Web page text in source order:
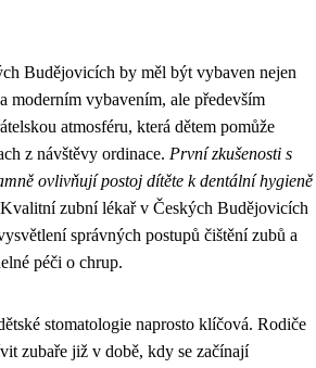
Budějovicích by měl být vybaven nejen
moderním vybavením, ale především
atmosféru, která dětem pomůže
z návštěvy ordinace. První zkušenosti s
ovlivňují postoj dítěte k dentální hygieně
zubní lékař v Českých Budějovicích
správných postupů čištění zubů a
péči o chrup.
stomatologie naprosto klíčová. Rodiče
zubaře již v době, kdy se začínají